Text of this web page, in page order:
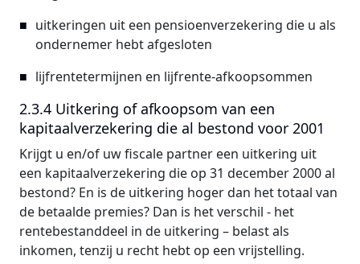
uitkeringen uit een pensioenverzekering die u als
ondernemer hebt afgesloten
lijfrentetermijnen en lijfrente-afkoopsommen
2.3.4 Uitkering of afkoopsom van een
kapitaalverzekering die al bestond voor 2001
Krijgt u en/of uw fiscale partner een uitkering uit
een kapitaalverzekering die op 31 december 2000 al
bestond? En is de uitkering hoger dan het totaal van
de betaalde premies? Dan is het verschil - het
rentebestanddeel in de uitkering – belast als
inkomen, tenzij u recht hebt op een vrijstelling.